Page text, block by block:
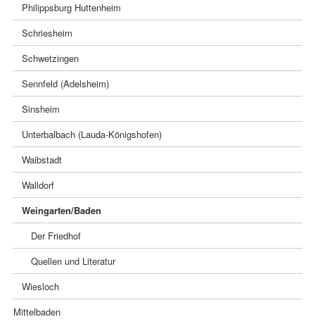
Philippsburg Huttenheim
Schriesheim
Schwetzingen
Sennfeld (Adelsheim)
Sinsheim
Unterbalbach (Lauda-Königshofen)
Waibstadt
Walldorf
Weingarten/Baden
Der Friedhof
Quellen und Literatur
Wiesloch
Mittelbaden